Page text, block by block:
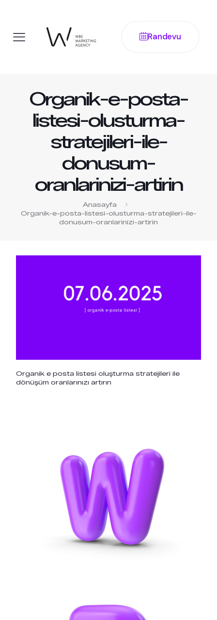
Randevu
Organik-e-posta-
listesi-olusturma-
stratejileri-ile-
donusum-
oranlarinizi-artirin
Anasayfa
Organik-e-posta-listesi-olusturma-stratejileri-ile-
donusum-oranlarinizi-artirin
Organik e posta listesi oluşturma stratejileri ile
dönüşüm oranlarınızı artırın